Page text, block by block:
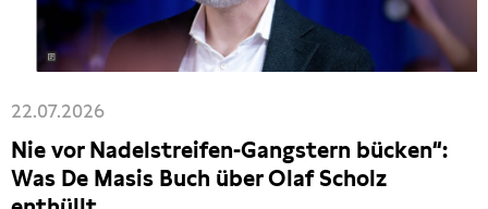
22.07.2026
Nie vor Nadelstreifen-Gangstern bücken“:
Was De Masis Buch über Olaf Scholz